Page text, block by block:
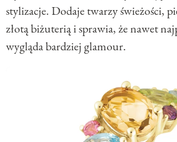
stylizacje. Dodaje twarzy świeżości,
złotą biżuterią i sprawia, że nawet
wygląda bardziej glamour.